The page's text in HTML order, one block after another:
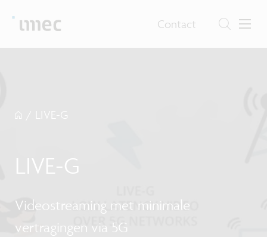
Contact
/ LIVE-G
LIVE-G
Videostreaming met minimale
vertragingen via 5G